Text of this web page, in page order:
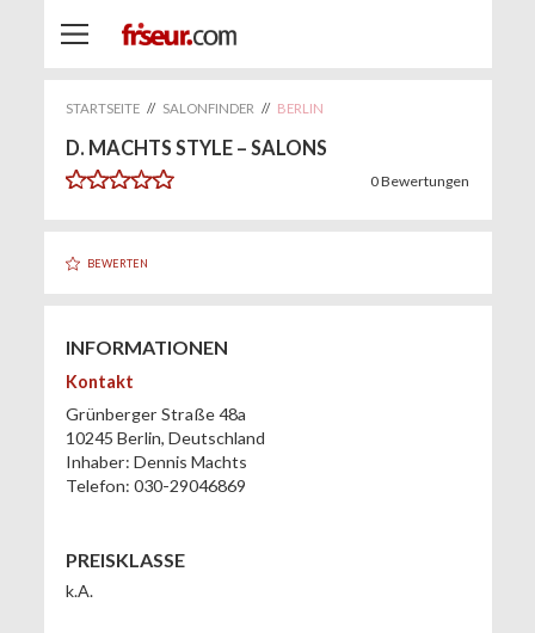
STARTSEITE // SALONFINDER // BERLIN
D. MACHTS STYLE – SALONS
0Bewertungen
BEWERTEN
INFORMATIONEN
Kontakt
Grünberger Straße 48a
10245 Berlin, Deutschland
Inhaber: Dennis Machts
Telefon: 030-29046869
PREISKLASSE
k.A.